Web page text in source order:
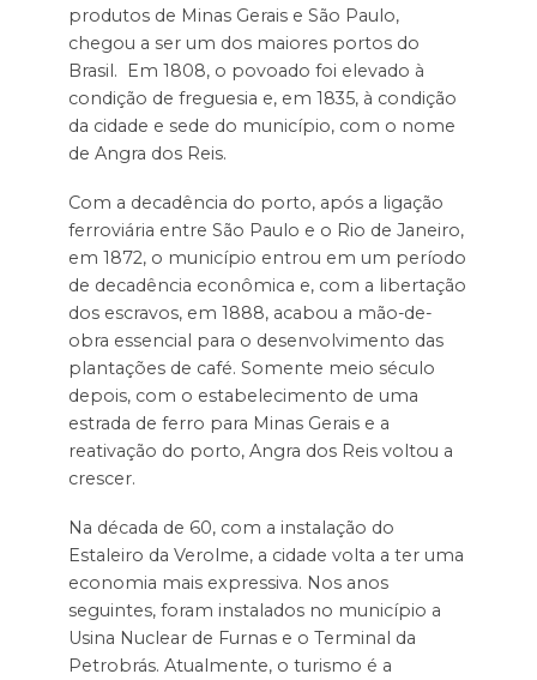
produtos de Minas Gerais e São Paulo,
chegou a ser um dos maiores portos do
Brasil. Em 1808, o povoado foi elevado à
condição de freguesia e, em 1835, à condição
da cidade e sede do município, com o nome
de Angra dos Reis.
Com a decadência do porto, após a ligação
ferroviária entre São Paulo e o Rio de Janeiro,
em 1872, o município entrou em um período
de decadência econômica e, com a libertação
dos escravos, em 1888, acabou a mão-de-
obra essencial para o desenvolvimento das
plantações de café. Somente meio século
depois, com o estabelecimento de uma
estrada de ferro para Minas Gerais e a
reativação do porto, Angra dos Reis voltou a
crescer.
Na década de 60, com a instalação do
Estaleiro da Verolme, a cidade volta a ter uma
economia mais expressiva. Nos anos
seguintes, foram instalados no município a
Usina Nuclear de Furnas e o Terminal da
Petrobrás. Atualmente, o turismo é a